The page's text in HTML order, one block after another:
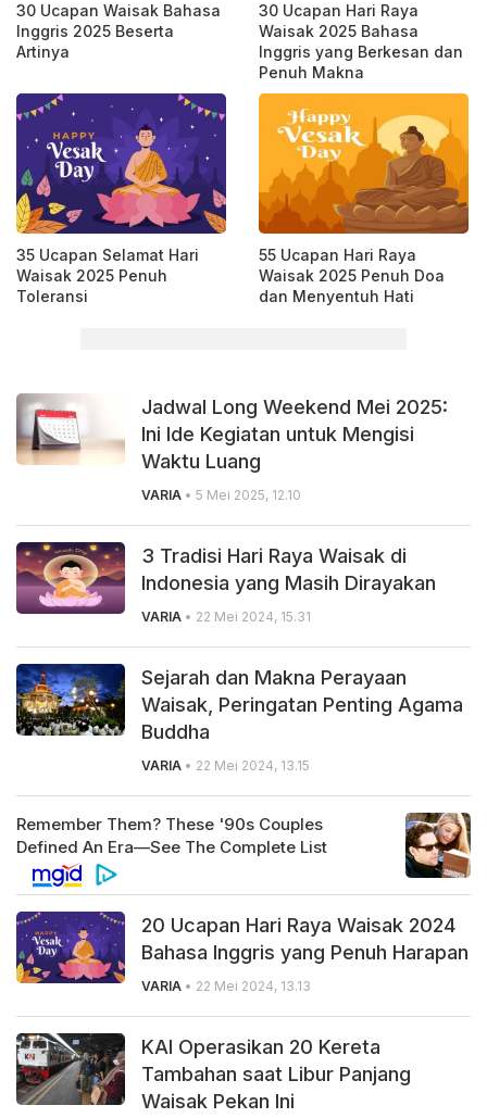
30 Ucapan Waisak Bahasa
Inggris 2025 Beserta
Artinya
30 Ucapan Hari Raya
Waisak 2025 Bahasa
Inggris yang Berkesan dan
Penuh Makna
35 Ucapan Selamat Hari
Waisak 2025 Penuh
Toleransi
55 Ucapan Hari Raya
Waisak 2025 Penuh Doa
dan Menyentuh Hati
Jadwal Long Weekend Mei 2025:
Ini Ide Kegiatan untuk Mengisi
Waktu Luang
VARIA • 5 Mei 2025, 12.10
3 Tradisi Hari Raya Waisak di
Indonesia yang Masih Dirayakan
VARIA • 22 Mei 2024, 15.31
Sejarah dan Makna Perayaan
Waisak, Peringatan Penting Agama
Buddha
VARIA • 22 Mei 2024, 13.15
20 Ucapan Hari Raya Waisak 2024
Bahasa Inggris yang Penuh Harapan
VARIA • 22 Mei 2024, 13.13
KAI Operasikan 20 Kereta
Tambahan saat Libur Panjang
Waisak Pekan Ini